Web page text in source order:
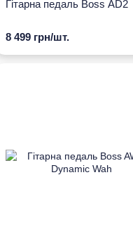
Гітарна педаль Boss AD2
8 499 грн/шт.